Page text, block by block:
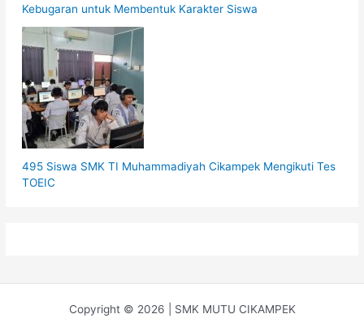
Kebugaran untuk Membentuk Karakter Siswa
495 Siswa SMK TI Muhammadiyah Cikampek Mengikuti Tes
TOEIC
Copyright © 2026 | SMK MUTU CIKAMPEK